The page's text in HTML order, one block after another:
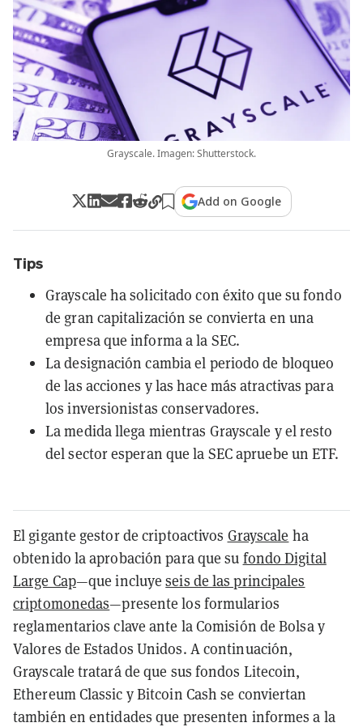
Grayscale. Imagen: Shutterstock.
Add on Google
Tips
Grayscale ha solicitado con éxito que su fondo
de gran capitalización se convierta en una
empresa que informa a la SEC.
La designación cambia el periodo de bloqueo
de las acciones y las hace más atractivas para
los inversionistas conservadores.
La medida llega mientras Grayscale y el resto
del sector esperan que la SEC apruebe un ETF.
El gigante gestor de criptoactivos Grayscale ha
obtenido la aprobación para que su fondo Digital
Large Cap—que incluyeseis de las principales
criptomonedas—presente los formularios
reglamentarios clave ante la Comisión de Bolsa y
Valores de Estados Unidos. A continuación,
Grayscale tratará de que sus fondos Litecoin,
Ethereum Classic y Bitcoin Cash se conviertan
también en entidades que presenten informes a la